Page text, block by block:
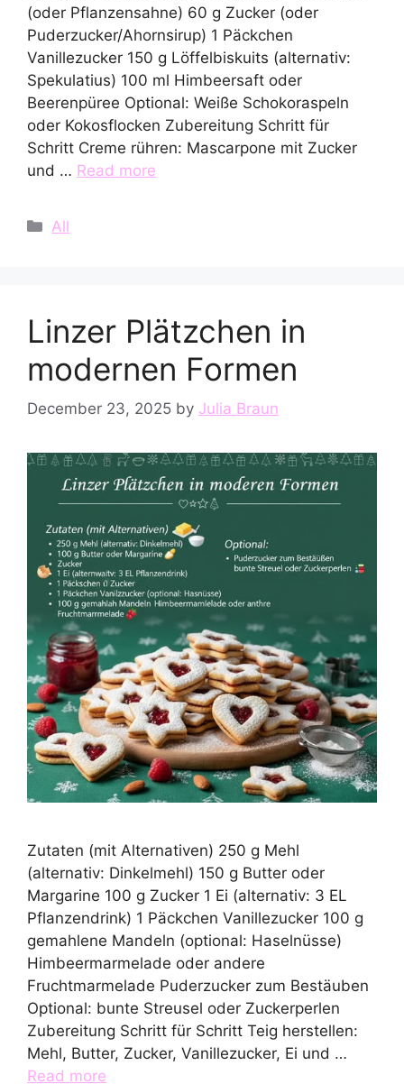
(oder Pflanzensahne) 60 g Zucker (oder
Puderzucker/Ahornsirup) 1 Päckchen
Vanillezucker 150 g Löffelbiskuits (alternativ:
Spekulatius) 100 ml Himbeersaft oder
Beerenpüree Optional: Weiße Schokoraspeln
oder Kokosflocken Zubereitung Schritt für
Schritt Creme rühren: Mascarpone mit Zucker
und … Read more
Categories
All
Linzer Plätzchen in
modernen Formen
December 23, 2025 by Julia Braun
Zutaten (mit Alternativen) 250 g Mehl
(alternativ: Dinkelmehl) 150 g Butter oder
Margarine 100 g Zucker 1 Ei (alternativ: 3 EL
Pflanzendrink) 1 Päckchen Vanillezucker 100 g
gemahlene Mandeln (optional: Haselnüsse)
Himbeermarmelade oder andere
Fruchtmarmelade Puderzucker zum Bestäuben
Optional: bunte Streusel oder Zuckerperlen
Zubereitung Schritt für Schritt Teig herstellen:
Mehl, Butter, Zucker, Vanillezucker, Ei und …
Read more